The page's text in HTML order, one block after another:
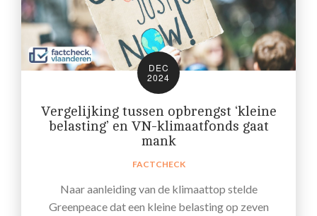
DEC
2024
Vergelijking tussen opbrengst ‘kleine
belasting’ en VN-klimaatfonds gaat
mank
FACTCHECK
Naar aanleiding van de klimaattop stelde
Greenpeace dat een kleine belasting op zeven